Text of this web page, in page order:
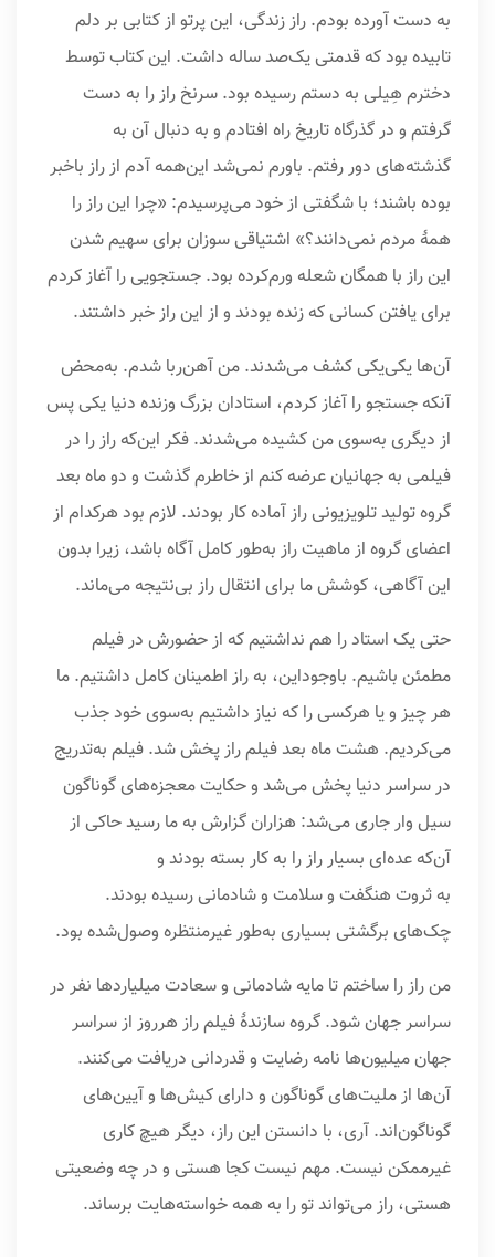
به دست آورده بودم. راز زندگى، این پرتو از کتابى بر دلم
تابیده بود که قدمتى یک‌صد ساله داشت. این کتاب توسط
دخترم هِیلى به دستم رسیده بود. سرنخ راز را به دست
گرفتم و در گذرگاه تاریخ راه افتادم و به دنبال آن به
گذشته‌های دور رفتم. باورم نمی‌شد این‌همه آدم از راز باخبر
بوده باشند؛ با شگفتى از خود می‌پرسیدم: «چرا این راز را
همۀ مردم نمی‌دانند؟» اشتیاقى سوزان براى سهیم شدن
این راز با همگان شعله‌ ورم‌کرده بود. جستجویى را آغاز کردم
براى یافتن کسانى که زنده بودند و از این راز خبر داشتند.
آن‌ها یکی‌یکی کشف می‌شدند. من آهن‌ربا شدم. به‌محض
آنکه جستجو را آغاز کردم، استادان بزرگ وزنده‌ دنیا یکى پس
از دیگرى به‌سوی من کشیده می‌شدند. فکر این‌که راز را در
فیلمى به جهانیان عرضه کنم از خاطرم گذشت و دو ماه بعد
گروه تولید تلویزیونى راز آماده‌ کار بودند. لازم بود هرکدام از
اعضاى گروه از ماهیت راز به‌طور کامل آگاه باشد، زیرا بدون
این آگاهى، کوشش ما براى انتقال راز بی‌نتیجه می‌ماند.
حتى یک استاد را هم نداشتیم که از حضورش در فیلم
مطمئن باشیم. باوجوداین، به راز اطمینان کامل داشتیم. ما
هر چیز و یا هرکسی را که نیاز داشتیم به‌سوی خود جذب
می‌کردیم. هشت ماه بعد فیلم راز پخش شد. فیلم به‌تدریج
در سراسر دنیا پخش می‌شد و حکایت معجزه‌های گوناگون
سیل‌ وار جارى می‌شد: هزاران گزارش به ما رسید حاکى از
آن‌که عده‌ای بسیار راز را به کار بسته بودند و
به ثروت هنگفت و سلامت و شادمانى رسیده بودند.
چک‌های برگشتى بسیارى به‌طور غیرمنتظره وصول‌شده بود.
من راز را ساختم تا مایه‌ شادمانى و سعادت میلیاردها نفر در
سراسر جهان شود. گروه سازندۀ‌ فیلم راز هرروز از سراسر
جهان میلیون‌ها نامه‌ رضایت و قدردانى دریافت می‌کنند.
آن‌ها از ملیت‌های گوناگون و داراى کیش‌ها و آیین‌های
گوناگون‌اند. آرى، با دانستن این راز، دیگر هیچ کارى
غیرممکن نیست. مهم نیست کجا هستى و در چه وضعیتى
هستى، راز می‌تواند تو را به همه‌ خواسته‌هایت برساند.